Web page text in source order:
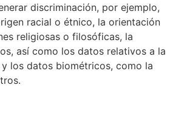
discriminación, por ejemplo,
racial o étnico, la orientación
religiosas o filosóficas, la
así como los datos relativos a la
los datos biométricos, como la